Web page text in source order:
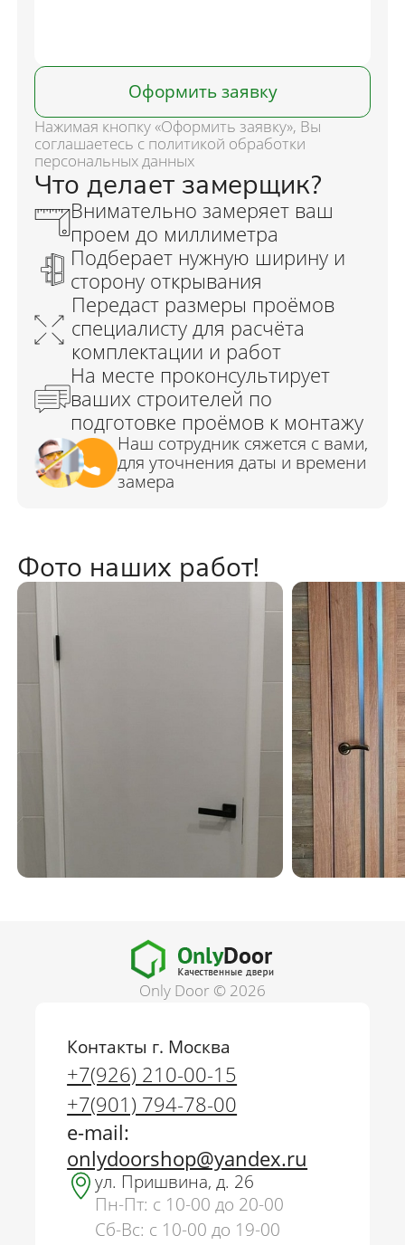
Оформить заявку
Нажимая кнопку «Оформить заявку», Вы
соглашаетесь с политикой обработки
персональных данных
Фото наших работ!
Only Door © 2026
Контакты г. Москва
+7(926) 210-00-15
+7(901) 794-78-00
e-mail:
onlydoorshop@yandex.ru
ул. Пришвина, д. 26
Пн-Пт: с 10-00 до 20-00
Сб-Вс: с 10-00 до 19-00